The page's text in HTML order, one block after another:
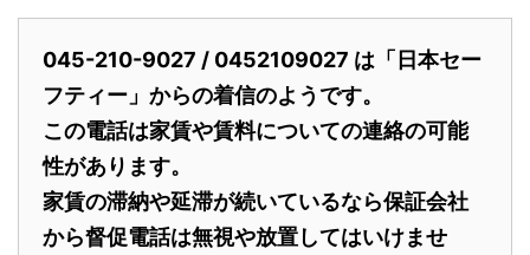
045-210-9027 / 0452109027 は「日本セー
フティー」からの着信のようです。
この電話は家賃や賃料についての連絡の可能
性があります。
家賃の滞納や延滞が続いているなら保証会社
から督促電話は無視や放置してはいけませ